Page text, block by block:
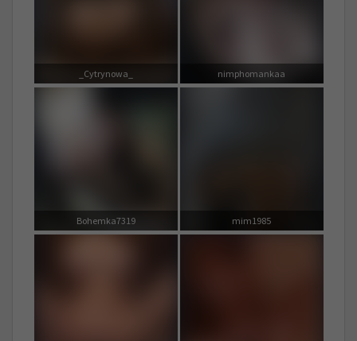
_Cytrynowa_ nimphomankaa
Bohemka7319 mim1985